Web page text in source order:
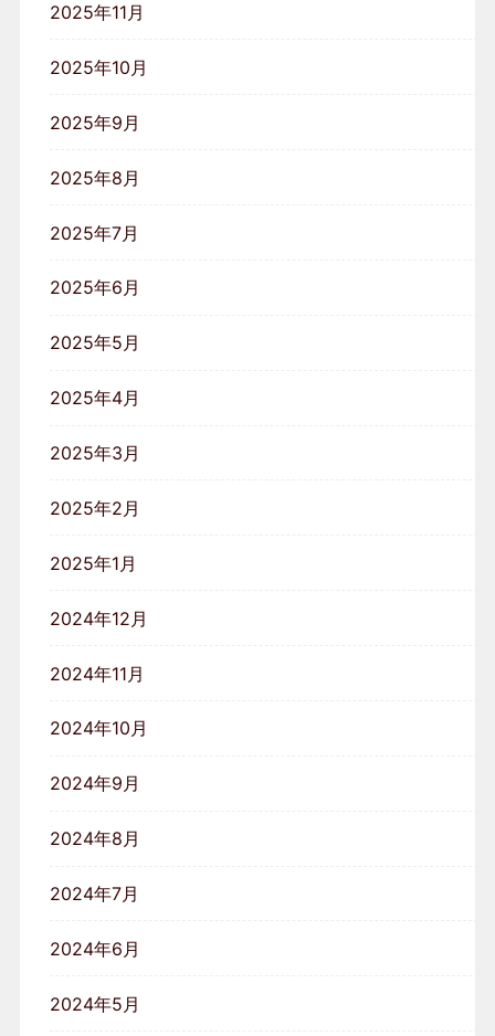
2025年11月
2025年10月
2025年9月
2025年8月
2025年7月
2025年6月
2025年5月
2025年4月
2025年3月
2025年2月
2025年1月
2024年12月
2024年11月
2024年10月
2024年9月
2024年8月
2024年7月
2024年6月
2024年5月